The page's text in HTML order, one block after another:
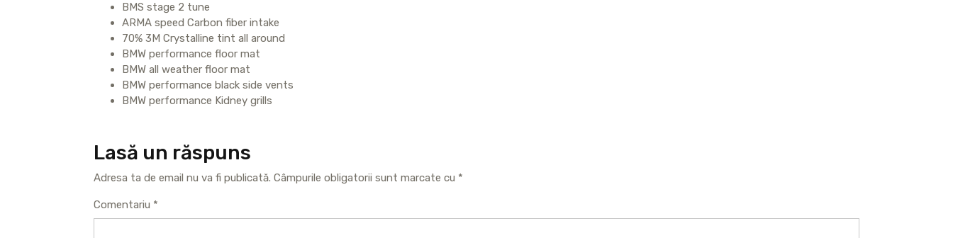
BMS stage 2 tune
ARMA speed Carbon fiber intake
70% 3M Crystalline tint all around
BMW performance floor mat
BMW all weather floor mat
BMW performance black side vents
BMW performance Kidney grills
Lasă un răspuns
Adresa ta de email nu va fi publicată. Câmpurile obligatorii sunt marcate cu *
Comentariu *